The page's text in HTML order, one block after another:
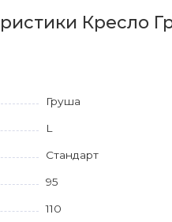
Кресло
Груша
L
Стандарт
95
110